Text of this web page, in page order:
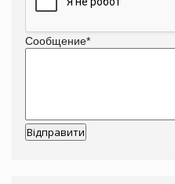
Сообщение*